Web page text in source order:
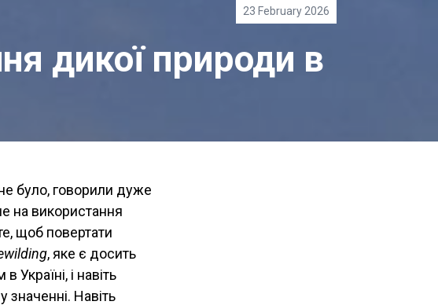
23 February 2026
дикої природи в
було, говорили дуже
на використання
щоб повертати
, яке є досить
і навіть
Навіть